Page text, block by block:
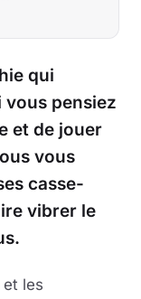
qui
vous pensiez
et de jouer
vous
casse-
vibrer le
les